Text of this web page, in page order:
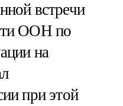
встречи
ООН по
на
при этой